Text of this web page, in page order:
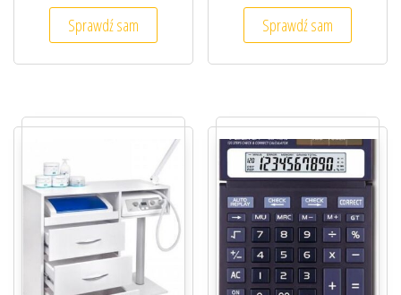
Sprawdź sam Sprawdź sam